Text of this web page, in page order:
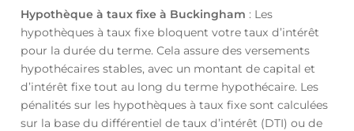
Hypothèque à taux fixe à Buckingham : Les
hypothèques à taux fixe bloquent votre taux d’intérêt
pour la durée du terme. Cela assure des versements
hypothécaires stables, avec un montant de capital et
d’intérêt fixe tout au long du terme hypothécaire. Les
pénalités sur les hypothèques à taux fixe sont calculées
sur la base du différentiel de taux d’intérêt (DTI) ou de